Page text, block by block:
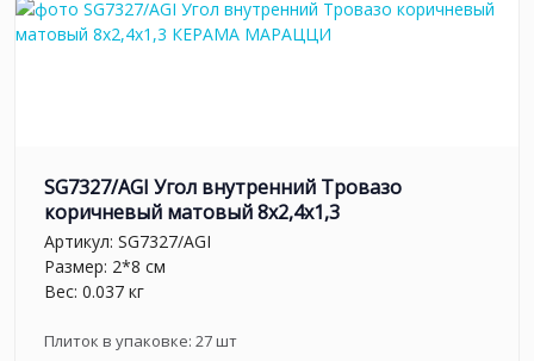
SG7327/AGI Угол внутренний Тровазо
коричневый матовый 8x2,4x1,3
Артикул: SG7327/AGI
Размер: 2*8 см
Вес: 0.037 кг
Плиток в упаковке: 27шт